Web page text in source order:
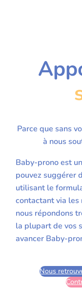
Parce que sans
à nous
Baby-prono est
pouvez suggérer
utilisant le
contactant via les
nous répondons
la plupart de vos
avancer Baby-
Nous